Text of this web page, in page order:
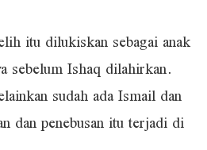
itu dilukiskan sebagai anak
sebelum Ishaq dilahirkan.
sudah ada Ismail dan
dan penebusan itu terjadi di